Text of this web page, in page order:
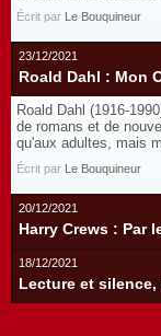
Écrit par Le Bouquineur
23/12/2021
Roald Dahl : Mon
Roald Dahl (1916-
de romans et de
qu'aux adultes, mais
Écrit par Le Bouquineur
20/12/2021
Harry Crews : Par
18/12/2021
Lecture et silence,